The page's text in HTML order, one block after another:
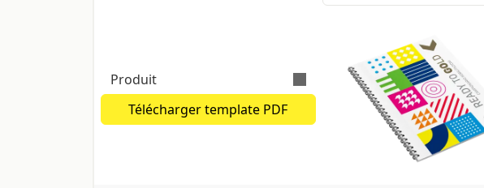
Produit
Télécharger template PDF